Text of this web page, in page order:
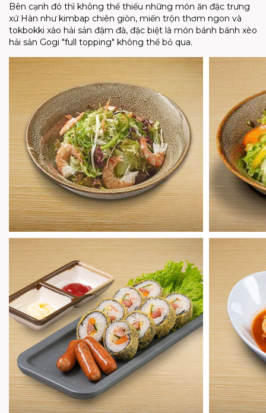
Bên cạnh đó thì không thể thiếu những món ăn đặc trưng
xứ Hàn như kimbap chiên giòn, miến trộn thơm ngon và
tokbokki xào hải sản đậm đà, đặc biệt là món bánh bánh xèo
hải sản Gogi "full topping" không thể bỏ qua.